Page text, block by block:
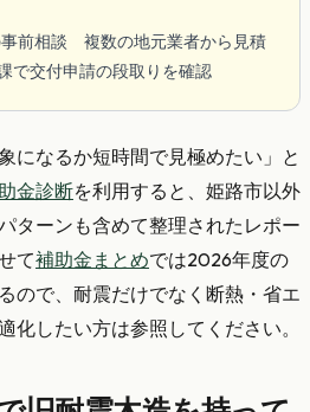
事前相談 複数の地元業者から見積
で交付申請の段取りを確認
になるか短時間で見極めたい」と
金診断を利用すると、姫路市以外
ターンも含めて整理されたレポー
て補助金まとめでは2026年度の
ので、耐震だけでなく断熱・省エ
化したい方は参照してください。